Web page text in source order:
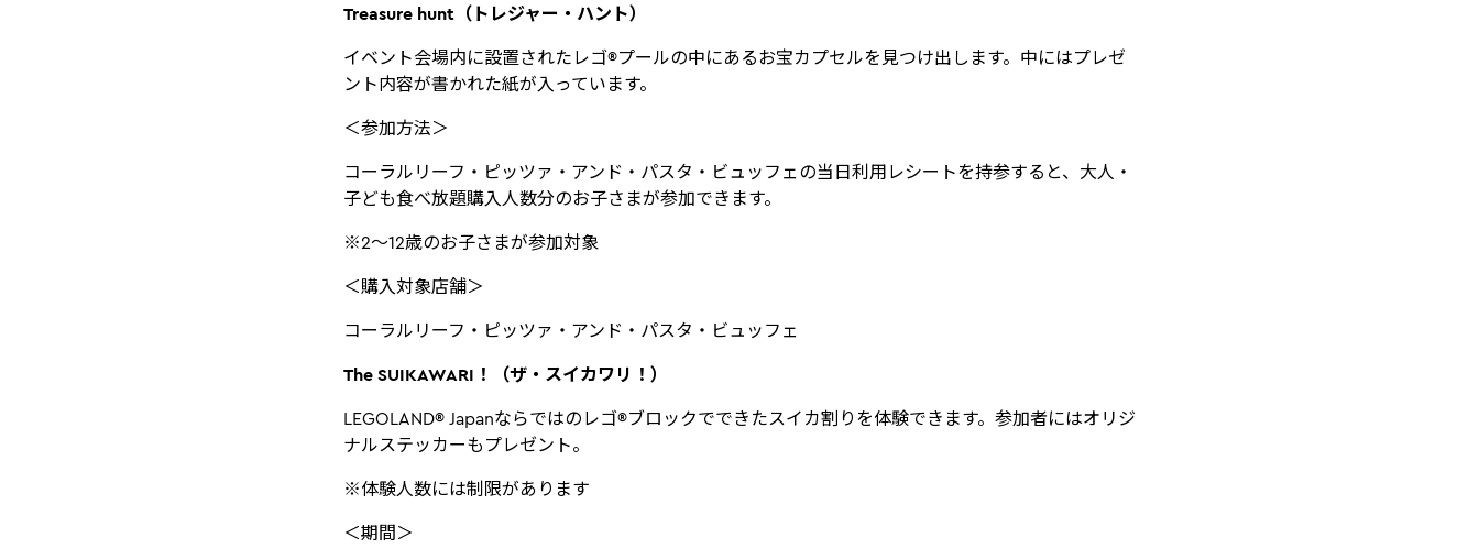
Treasure hunt（トレジャー・ハント）
イベント会場内に設置されたレゴ®プールの中にあるお宝カプセルを見つけ出します。中にはプレゼ
ント内容が書かれた紙が入っています。
＜参加方法＞
コーラルリーフ・ピッツァ・アンド・パスタ・ビュッフェの当日利用レシートを持参すると、大人・
子ども食べ放題購入人数分のお子さまが参加できます。
※2～12歳のお子さまが参加対象
＜購入対象店舗＞
コーラルリーフ・ピッツァ・アンド・パスタ・ビュッフェ
The SUIKAWARI！（ザ・スイカワリ！）
LEGOLAND® Japanならではのレゴ®ブロックでできたスイカ割りを体験できます。参加者にはオリジ
ナルステッカーもプレゼント。
※体験人数には制限があります
＜期間＞